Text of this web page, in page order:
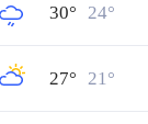
30° 24°
27° 21°